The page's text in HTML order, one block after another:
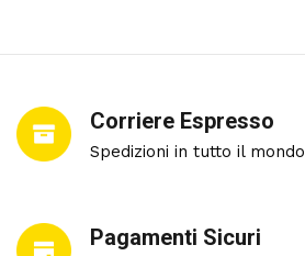
Corriere Espresso
Spedizioni in tutto il mondo
Pagamenti Sicuri